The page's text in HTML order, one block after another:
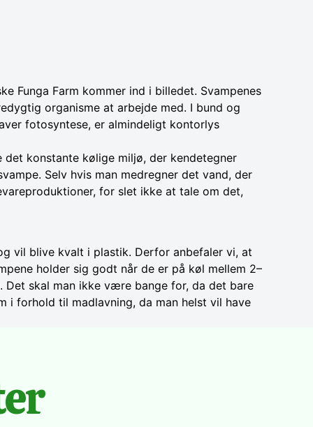
Funga Farm kommer ind i billedet. Svampenes
organisme at arbejde med. I bund og
fotosyntese, er almindeligt kontorlys
konstante kølige miljø, der kendetegner
Selv hvis man medregner det vand, der
for slet ikke at tale om det,
vil blive kvalt i plastik. Derfor anbefaler vi, at
holder sig godt når de er på køl mellem 2–
Det skal man ikke være bange for, da det bare
i forhold til madlavning, da man helst vil have